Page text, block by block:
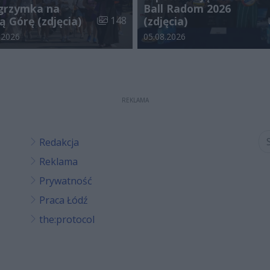
galerii:
na
Górę (zdjęcia)
Liczba zdjęć w galerii:
148
galerii:
Ball Radom 2026
(zdjęcia)
Data dodania galerii:
05.08.2026
REKLAMA
Redakcja
Reklama
Prywatność
Praca Łódź
the:protocol